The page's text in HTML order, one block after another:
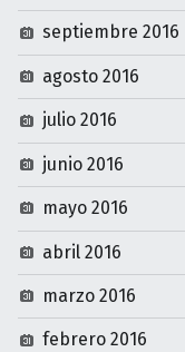
septiembre 2016
agosto 2016
julio 2016
junio 2016
mayo 2016
abril 2016
marzo 2016
febrero 2016